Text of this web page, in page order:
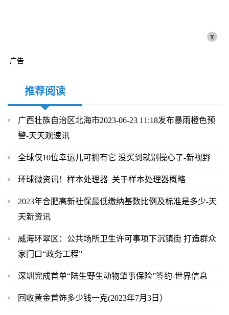
x
广告
推荐阅读
广西壮族自治区北海市2023-06-23 11:18发布暴雨橙色预
警-天天观速讯
全球仅10位幸运儿可拥有它 没买到就别操心了-新视野
环球微资讯！样本处理器_关于样本处理器概略
2023年合肥高新社保最低缴纳基数比例及标准是多少-天
天新资讯
威海环翠区：公共场所卫生许可事项下沉镇街 打造群众
家门口“政务工程”
深圳完成首单“陆生野生动物肇事保险”签约-世界信息
回收黄金首饰多少钱一克(2023年7月3日）